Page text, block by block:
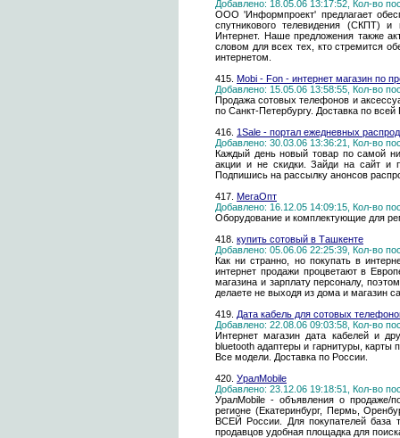
Добавлено: 18.05.06 13:17:52, Кол-во
ООО 'Информпроект' предлагает
спутникового телевидения (СКПТ) и
Интернет. Наше предложения также
словом для всех тех, кто стремится
интернетом.
415. Mobi - Fon - интернет магазин по
Добавлено: 15.05.06 13:58:55, Кол-во
Продажа сотовых телефонов и
по Санкт-Петербургу. Доставка по всей
416. 1Sale - портал ежедневных
Добавлено: 30.03.06 13:36:21, Кол-во
Каждый день новый товар по самой
акции и не скидки. Зайди на сайт и
Подпишись на рассылку анонсов
417. МегаОпт
Добавлено: 16.12.05 14:09:15, Кол-во
Оборудование и комплектующие для
418. купить сотовый в Ташкенте
Добавлено: 05.06.06 22:25:39, Кол-во
Как ни странно, но покупать в
интернет продажи процветают в
магазина и зарплату персоналу,
делаете не выходя из дома и магазин
419. Дата кабель для сотовых
Добавлено: 22.08.06 09:03:58, Кол-во
Интернет магазин дата кабелей и
bluetooth адаптеры и гарнитуры,
Все модели. Доставка по России.
420. УралMobile
Добавлено: 23.12.06 19:18:51, Кол-во
УралMobile - объявления о продаже/
регионе (Екатеринбург, Пермь,
ВСЕЙ России. Для покупателей база
продавцов удобная площадка для